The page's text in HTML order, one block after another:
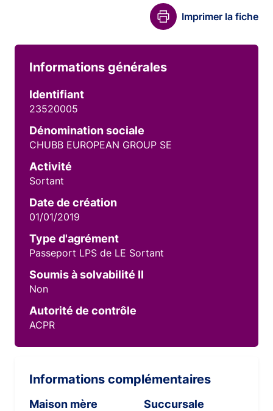
Imprimer la fiche
Informations générales
Identifiant
23520005
Dénomination sociale
CHUBB EUROPEAN GROUP SE
Activité
Sortant
Date de création
01/01/2019
Type d'agrément
Passeport LPS de LE Sortant
Soumis à solvabilité II
Non
Autorité de contrôle
ACPR
Informations complémentaires
Maison mère Succursale